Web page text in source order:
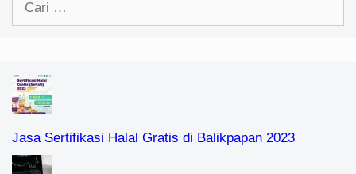
Jasa Sertifikasi Halal Gratis di Balikpapan 2023